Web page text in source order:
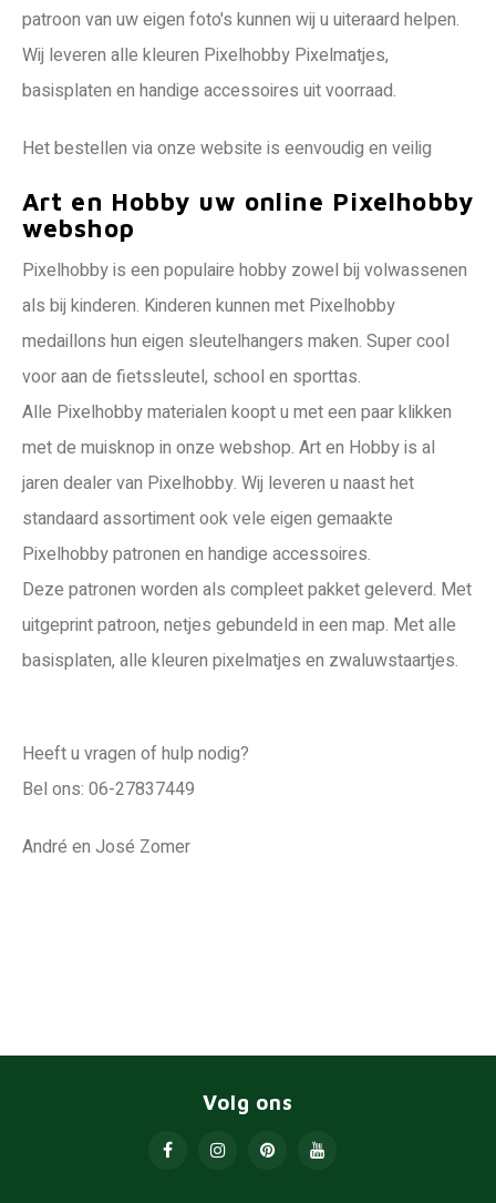
patroon van uw eigen foto's kunnen wij u uiteraard helpen.
Wij leveren alle kleuren Pixelhobby Pixelmatjes,
basisplaten en handige accessoires uit voorraad.
Het bestellen via onze website is eenvoudig en veilig
Art en Hobby uw online Pixelhobby
webshop
Pixelhobby is een populaire hobby zowel bij volwassenen
als bij kinderen. Kinderen kunnen met Pixelhobby
medaillons hun eigen sleutelhangers maken. Super cool
voor aan de fietssleutel, school en sporttas.
Alle Pixelhobby materialen koopt u met een paar klikken
met de muisknop in onze webshop. Art en Hobby is al
jaren dealer van Pixelhobby. Wij leveren u naast het
standaard assortiment ook vele eigen gemaakte
Pixelhobby patronen en handige accessoires.
Deze patronen worden als compleet pakket geleverd. Met
uitgeprint patroon, netjes gebundeld in een map. Met alle
basisplaten, alle kleuren pixelmatjes en zwaluwstaartjes.
Heeft u vragen of hulp nodig?
Bel ons: 06-27837449
André en José Zomer
Volg ons